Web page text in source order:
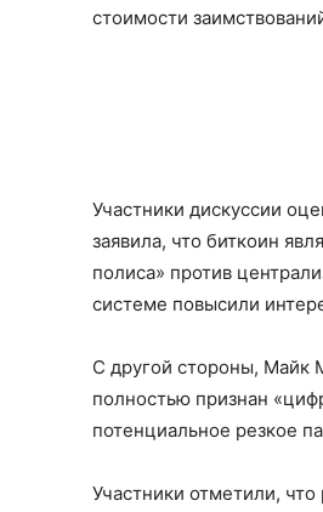
стоимости
Участники дискуссии
заявила, что биткоин
полиса» против
системе повысили
С другой стороны, Майк
полностью признан
потенциальное резкое
Участники отметили,